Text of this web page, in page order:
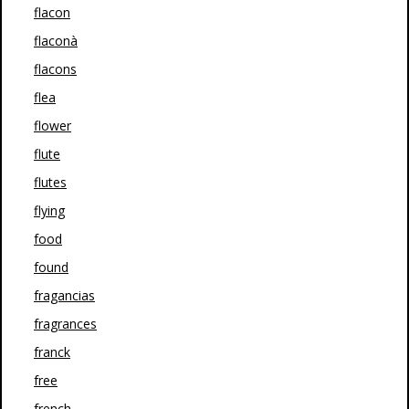
flacon
flaconà
flacons
flea
flower
flute
flutes
flying
food
found
fragancias
fragrances
franck
free